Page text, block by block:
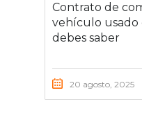
Contrato de
vehículo usado
debes saber
20 agosto, 2025